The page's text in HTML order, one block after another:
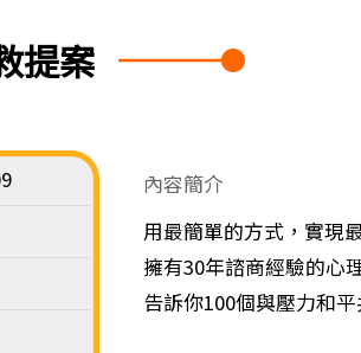
次
選
開
提案
內容簡介
用最簡單的方式，實現
擁有30年諮商經驗的心
告訴你100個與壓力和